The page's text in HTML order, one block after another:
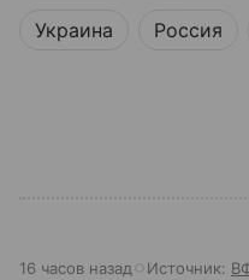
Украина Россия
16 часов назад Источник: